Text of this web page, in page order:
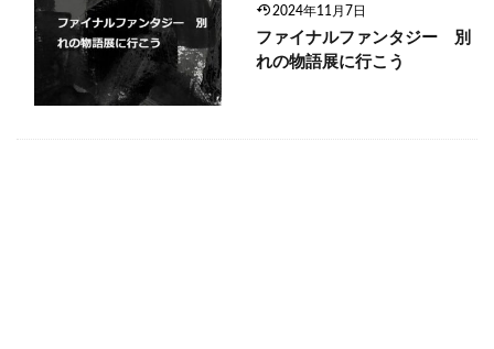
2024年11月7日
ファイナルファンタジー 別
れの物語展に行こう